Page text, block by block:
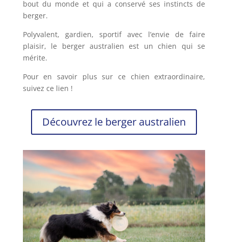
bout du monde et qui a conservé ses instincts de
berger.
Polyvalent, gardien, sportif avec l’envie de faire
plaisir, le berger australien est un chien qui se
mérite.
Pour en savoir plus sur ce chien extraordinaire,
suivez ce lien !
Découvrez le berger australien